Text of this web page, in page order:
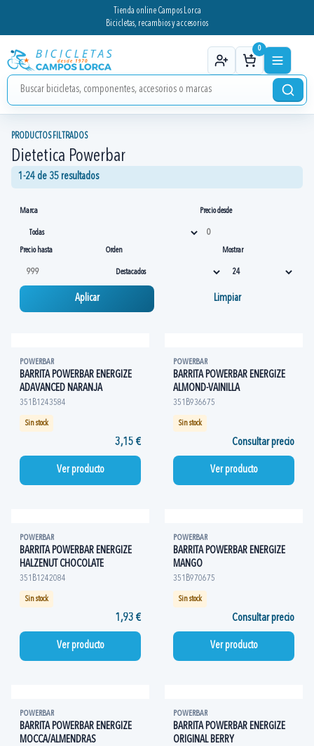
Tienda online Campos Lorca
Bicicletas, recambios y accesorios
0
PRODUCTOS FILTRADOS
Dietetica Powerbar
1-24 de 35 resultados
Marca Precio desde
Precio hasta Orden Mostrar
Aplicar Limpiar
POWERBAR
BARRITA POWERBAR ENERGIZE
ADAVANCED NARANJA
351B1243584
Sin stock
3,15 €
Ver producto
POWERBAR
BARRITA POWERBAR ENERGIZE
ALMOND-VAINILLA
351B936675
Sin stock
Consultar precio
Ver producto
POWERBAR
BARRITA POWERBAR ENERGIZE
HALZENUT CHOCOLATE
351B1242084
Sin stock
1,93 €
Ver producto
POWERBAR
BARRITA POWERBAR ENERGIZE
MANGO
351B970675
Sin stock
Consultar precio
Ver producto
POWERBAR
BARRITA POWERBAR ENERGIZE
MOCCA/ALMENDRAS
POWERBAR
BARRITA POWERBAR ENERGIZE
ORIGINAL BERRY